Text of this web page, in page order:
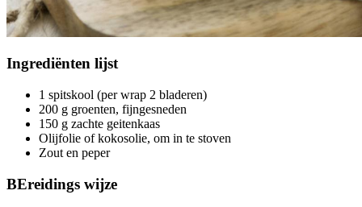
Ingrediënten lijst
1 spitskool (per wrap 2 bladeren)
200 g groenten, fijngesneden
150 g zachte geitenkaas
Olijfolie of kokosolie, om in te stoven
Zout en peper
BEreidings wijze